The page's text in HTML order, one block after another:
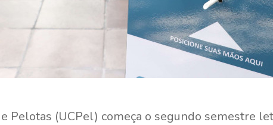
Pelotas (UCPel) começa o segundo semestre